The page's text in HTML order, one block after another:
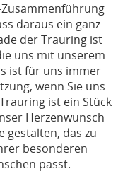
daraus ein ganz
der Trauring ist
uns mit unserem
ist für uns immer
wenn Sie uns
ist ein Stück
Herzenwunsch
gestalten, das zu
besonderen
passt.